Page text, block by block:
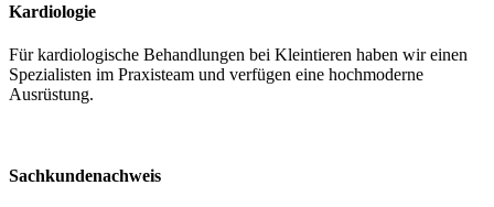
Kardiologie
Für kardiologische Behandlungen bei Kleintieren haben wir einen
Spezialisten im Praxisteam und verfügen eine hochmoderne
Ausrüstung.
Sachkundenachweis